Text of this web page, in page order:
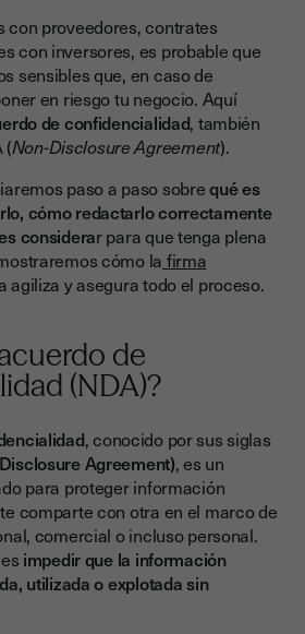
partes
incumplimiento
y jurisdicción
un NDA eficaz
de la relación
claras
un abogado
un NDA
un NDA?
un NDA
firma electrónica avanzada
flujo seguro con Youtrust
con proveedores, contrates
con inversores, es probable que
sensibles que, en caso de
en riesgo tu negocio. Aquí
de confidencialidad, también
(Non-Disclosure Agreement).
paso a paso sobrequé es
cómo redactarlo correctamente
considerar para que tenga plena
cómo la firma
agiliza y asegura todo el proceso.
de
(NDA)?
, conocido por sus siglas
Agreement), es un
para proteger información
comparte con otra en el marco de
comercial o incluso personal.
impedir que la información
utilizada o explotada sin